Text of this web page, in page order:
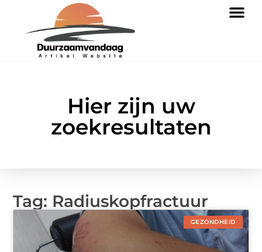
Hier zijn uw
zoekresultaten
Tag: Radiuskopfractuur
GEZONDHEID